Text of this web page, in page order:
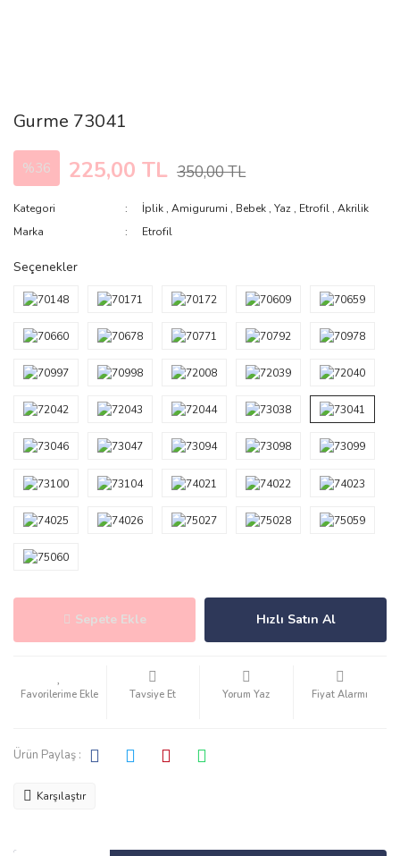
Gurme 73041
%36 225,00 TL 350,00 TL
Kategori İplik ,Amigurumi , Bebek ,Yaz , Etrofil,Akrilik
Marka
Etrofil
Seçenekler
Sepete Ekle Hızlı Satın Al
Tavsiye Et Yorum Yaz Fiyat Alarmı
Ürün Paylaş :
Karşılaştır